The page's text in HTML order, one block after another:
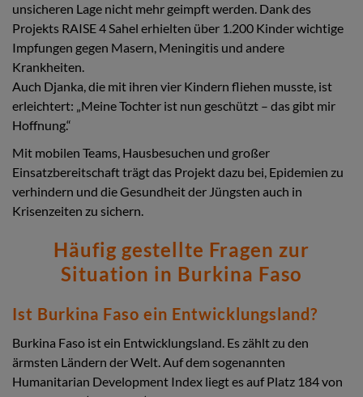
unsicheren Lage nicht mehr geimpft werden. Dank des
Projekts RAISE 4 Sahel erhielten über 1.200 Kinder wichtige
Impfungen gegen Masern, Meningitis und andere
Krankheiten.
Auch Djanka, die mit ihren vier Kindern fliehen musste, ist
erleichtert: „Meine Tochter ist nun geschützt – das gibt mir
Hoffnung.“
Mit mobilen Teams, Hausbesuchen und großer
Einsatzbereitschaft trägt das Projekt dazu bei, Epidemien zu
verhindern und die Gesundheit der Jüngsten auch in
Krisenzeiten zu sichern.
Häufig gestellte Fragen zur
Situation in Burkina Faso
Ist Burkina Faso ein Entwicklungsland?
Burkina Faso ist ein Entwicklungsland. Es zählt zu den
ärmsten Ländern der Welt. Auf dem sogenannten
Humanitarian Development Index liegt es auf Platz 184 von